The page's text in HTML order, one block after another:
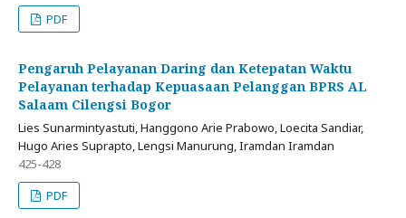
PDF
Pengaruh Pelayanan Daring dan Ketepatan Waktu
Pelayanan terhadap Kepuasaan Pelanggan BPRS AL
Salaam Cilengsi Bogor
Lies Sunarmintyastuti, Hanggono Arie Prabowo, Loecita Sandiar,
Hugo Aries Suprapto, Lengsi Manurung, Iramdan Iramdan
425-428
PDF